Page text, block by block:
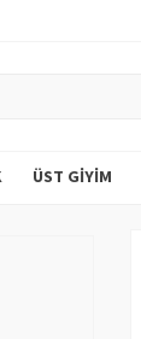
ÜST GIYIM